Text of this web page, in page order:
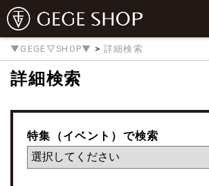
▼GEGE▽SHOP▼ > 詳細検索
詳細検索
特集（イベント）で検索